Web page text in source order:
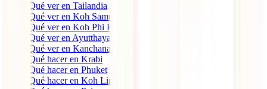
Qué ver en Tailandia
Qué ver en Koh Samui
Qué ver en Koh Phi Phi
Qué ver en Ayutthaya
Qué ver en Kanchanaburi
Qué hacer en Krabi
Qué hacer en Phuket
Qué hacer en Koh Lipe